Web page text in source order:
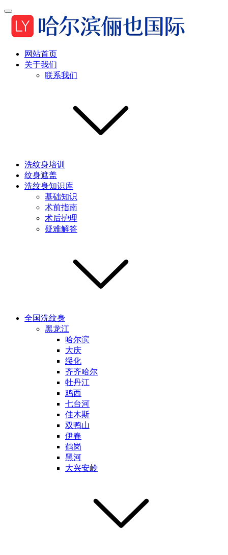
网站首页
关于我们
联系我们
洗纹身培训
纹身遮盖
洗纹身知识库
基础知识
术前指南
术后护理
疑难解答
全国洗纹身
黑龙江
哈尔滨
大庆
绥化
齐齐哈尔
牡丹江
鸡西
七台河
佳木斯
双鸭山
伊春
鹤岗
黑河
大兴安岭